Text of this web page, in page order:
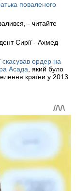
поваленого
- читайте
Сирії - Ахмед
ордер на
Асада , який було
країни у 2013